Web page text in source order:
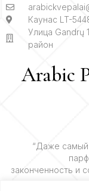
Каунас LT-
Улица Gandrų
район
Arabic
“Даже самый
законченность и